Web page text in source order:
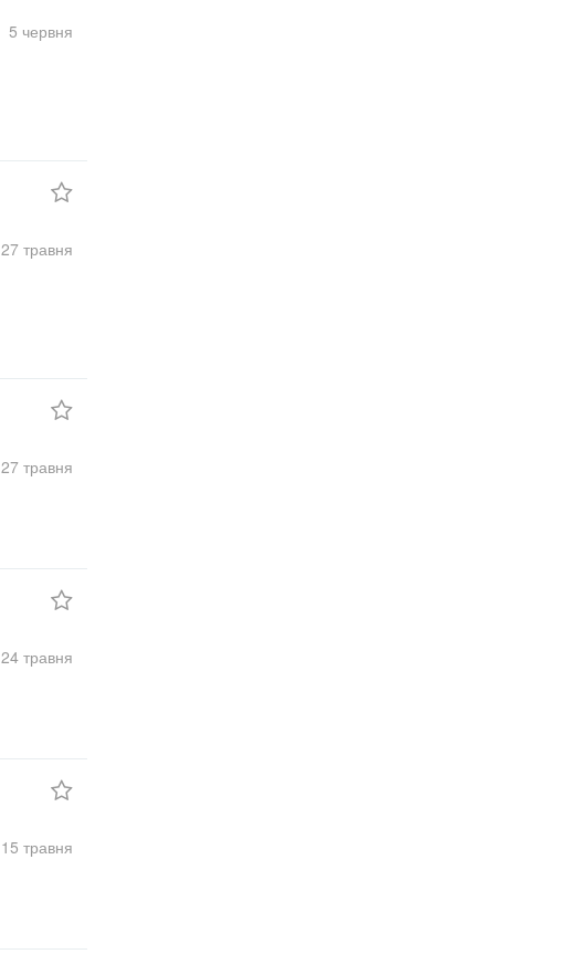
5 червня
27 травня
27 травня
24 травня
15 травня